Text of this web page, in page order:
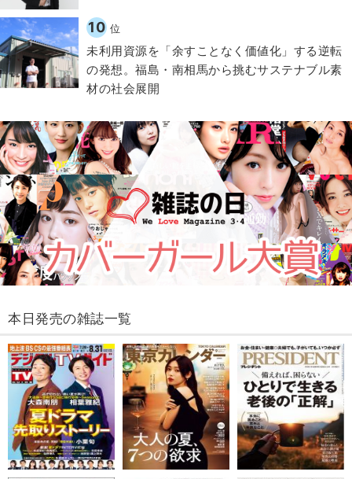
10 位
​​未利用資源を「余すことなく価値化」する逆転
の発想。福島・南相馬から挑むサステナブル素
材の社会展開​
本日発売の雑誌一覧